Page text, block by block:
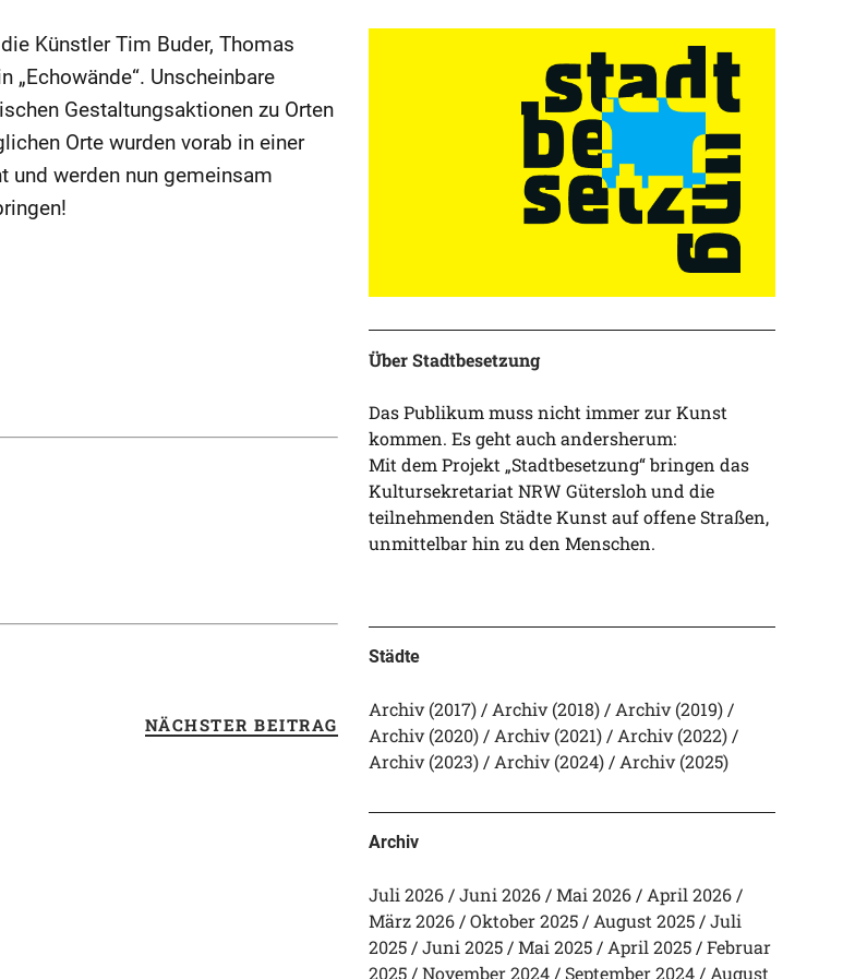
Künstler Tim Buder, Thomas
„Echowände“. Unscheinbare
Gestaltungsaktionen zu Orten
Orte wurden vorab in einer
und werden nun gemeinsam
NÄCHSTER BEITRAG
Über Stadtbesetzung
Das Publikum muss nicht immer zur Kunst
kommen. Es geht auch andersherum:
Mit dem Projekt „Stadtbesetzung“ bringen das
Kultursekretariat NRW Gütersloh und die
teilnehmenden Städte Kunst auf offene Straßen,
unmittelbar hin zu den Menschen.
Städte
Archiv (2017) Archiv (2018)
Archiv (2019)
Archiv (2020)
Archiv (2021)
Archiv (2022)
Archiv (2023)
Archiv (2024) Archiv (2025)
Archiv
Juli 2026 Juni 2026 Mai 2026
April 2026
März 2026
Oktober 2025 August 2025
Juli
2025
Juni 2025 Mai 2025 April 2025
Februar
2025
November 2024 September 2024
August